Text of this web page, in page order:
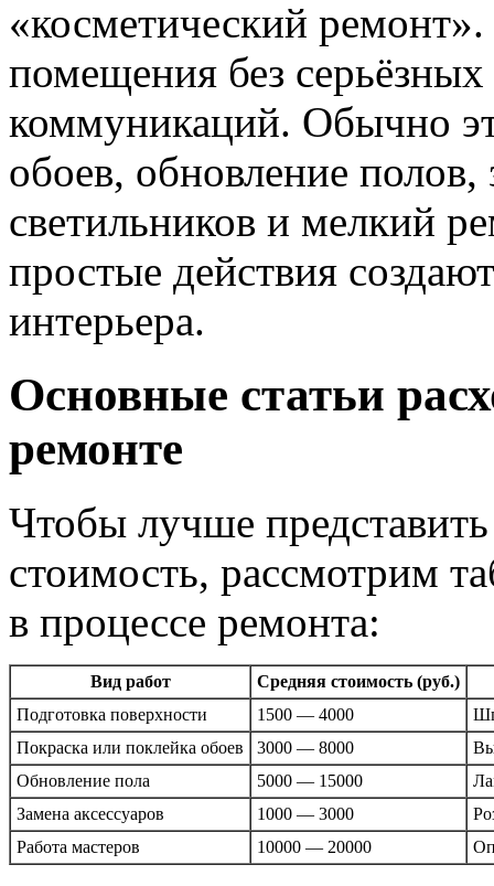
«косметический
помещения без
коммуникаций. Обычно
обоев, обновление
светильников и мелкий
простые действия
интерьера.
Основные статьи
ремонте
Чтобы лучше
стоимость, рассмотрим
в процессе ремонта:
Вид работ
Средняя стоимость (руб.)
Подготовка поверхности
1500 — 4000
Покраска или поклейка обоев
3000 — 8000
Обновление пола
5000 — 15000
Замена аксессуаров
1000 — 3000
Работа мастеров
10000 — 20000